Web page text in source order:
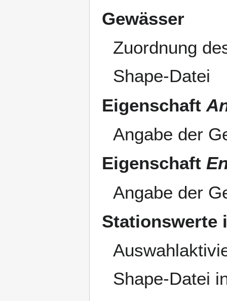
Gewässer
Zuordnung
Shape-Datei
Eigenschaft
Angabe der
Eigenschaft
Angabe der
Stationswerte
Shape-Datei